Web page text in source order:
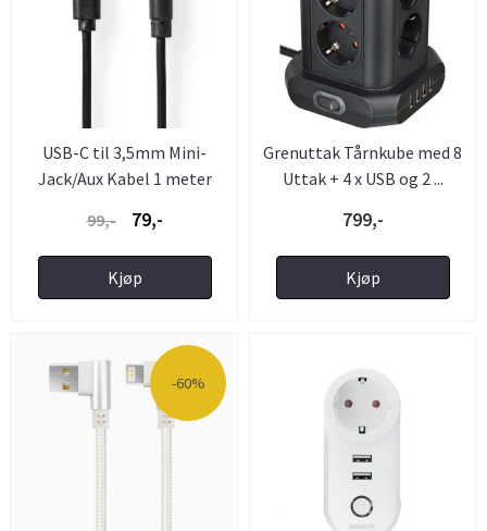
USB-C til 3,5mm Mini-
Jack/Aux Kabel 1 meter
99,-
79,-
Kjøp
Grenuttak Tårnkube med 8
Uttak + 4 x USB og 2 ...
799,-
Kjøp
-60%